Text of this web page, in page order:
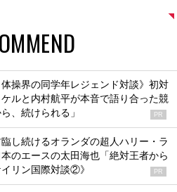
体操界の同学年レジェンド対談》初対
ルと内村航平が本音で語り合った競
、続けられる」
PR
し続けるオランダの超人ハリー・ラ
のエースの太田海也「絶対王者から
リン国際対談②》
PR